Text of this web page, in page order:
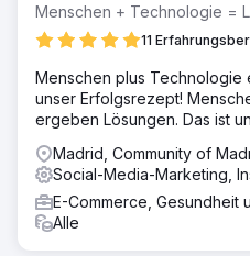
Menschen + Technologie =
11
Menschen plus Technologie
unser Erfolgsrezept!
ergeben Lösungen. Das ist
Madrid, Community of
Social-Media-Marketing,
E-Commerce, Gesundheit
Alle